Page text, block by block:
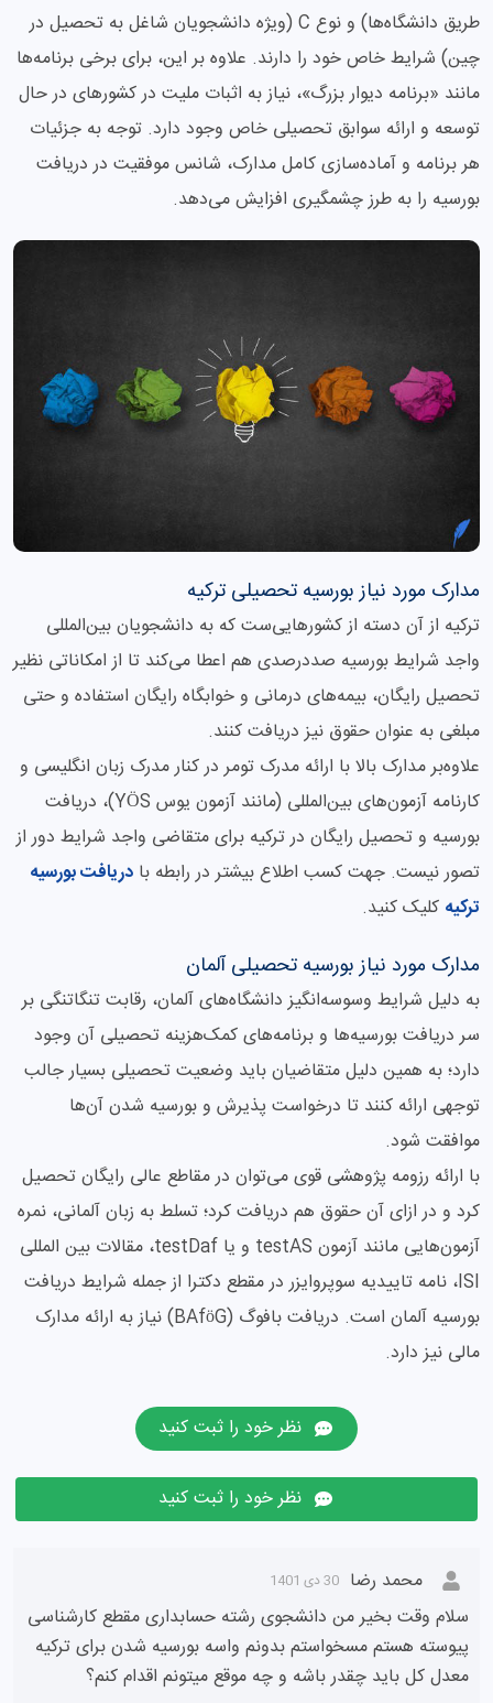
طریق دانشگاه‌ها) و نوع C (ویژه دانشجویان شاغل به تحصیل در
چین) شرایط خاص خود را دارند. علاوه بر این، برای برخی برنامه‌ها
مانند «برنامه دیوار بزرگ»، نیاز به اثبات ملیت در کشورهای در حال
توسعه و ارائه سوابق تحصیلی خاص وجود دارد. توجه به جزئیات
هر برنامه و آماده‌سازی کامل مدارک، شانس موفقیت در دریافت
بورسیه را به طرز چشمگیری افزایش می‌دهد.
مدارک مورد نیاز بورسیه تحصیلی ترکیه
ترکیه از آن دسته از کشورهایی‌ست که به دانشجویان بین‌المللی
واجد شرایط بورسیه صددرصدی هم اعطا می‌کند تا از امکاناتی نظیر
تحصیل رایگان، بیمه‌های درمانی و خوابگاه رایگان استفاده و حتی
مبلغی به عنوان حقوق نیز دریافت کنند.
علاوه‌بر مدارک بالا با ارائه مدرک تومر در کنار مدرک زبان انگلیسی و
کارنامه آزمون‌های بین‌المللی (مانند آزمون یوس YÖS)، دریافت
بورسیه و تحصیل رایگان در ترکیه برای متقاضی واجد شرایط دور از
تصور نیست. جهت کسب اطلاع بیشتر در رابطه با دریافت بورسیه
ترکیه کلیک کنید.
مدارک مورد نیاز بورسیه تحصیلی آلمان
به دلیل شرایط وسوسه‌انگیز دانشگاه‌های آلمان، رقابت تنگاتنگی بر
سر دریافت بورسیه‌ها و برنامه‌های کمک‌هزینه تحصیلی آن وجود
دارد؛ به همین دلیل متقاضیان باید وضعیت تحصیلی بسیار جالب
توجهی ارائه کنند تا درخواست پذیرش و بورسیه شدن آن‌ها
موافقت شود.
با ارائه رزومه پژوهشی قوی می‌توان در مقاطع عالی رایگان تحصیل
کرد و در ازای آن حقوق هم دریافت کرد؛ تسلط به زبان آلمانی، نمره
آزمون‌هایی مانند آزمون testAS و یا testDaf، مقالات بین المللی
ISI، نامه تاییدیه سوپروایزر در مقطع دکترا از جمله شرایط دریافت
بورسیه آلمان است. دریافت بافوگ (BAföG) نیاز به ارائه مدارک
مالی نیز دارد.
نظر خود را ثبت کنید
نظر خود را ثبت کنید
محمد رضا 30 دی 1401
سلام وقت بخیر من دانشجوی رشته حسابداری مقطع کارشناسی
پیوسته هستم مسخواستم بدونم واسه بورسیه شدن برای ترکیه
معدل کل باید چقدر باشه و چه موقع میتونم اقدام کنم؟